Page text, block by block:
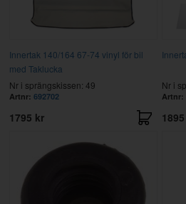
Innertak 140/164 67-74 vinyl för bil
med Taklucka
Nr i sprängskissen: 49
Artnr: 692702
1795 kr
Nr i
Artnr: